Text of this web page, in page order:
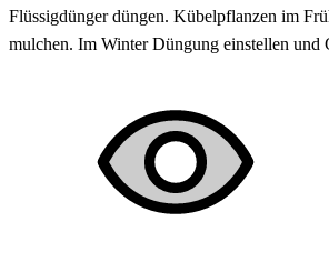
Flüssigdünger düngen. Kübelpflanzen im
mulchen. Im Winter Düngung einstellen und